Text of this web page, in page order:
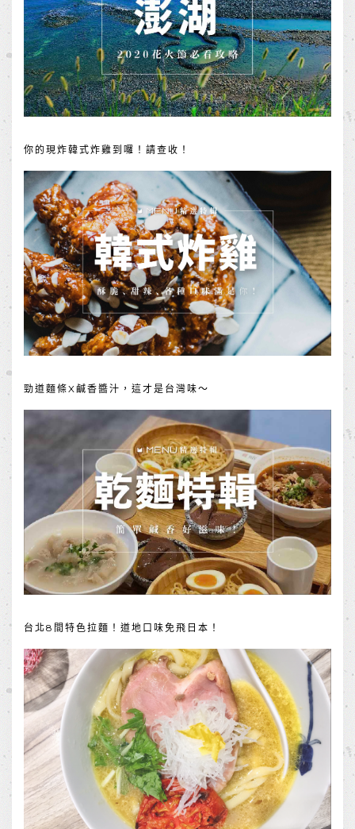
你的現炸韓式炸雞到囉！請查收！
勁道麵條X鹹香醬汁，這才是台灣味～
台北8間特色拉麵！道地口味免飛日本！